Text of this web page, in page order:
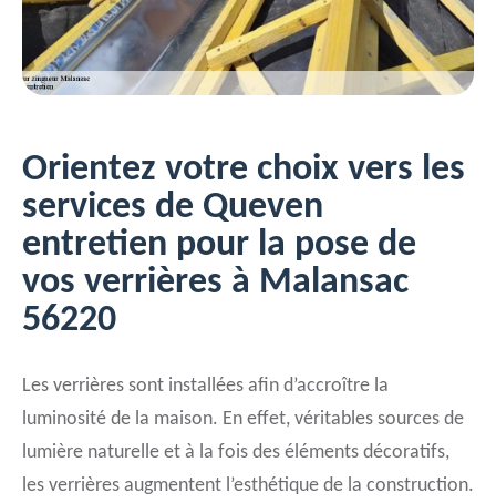
Orientez votre choix vers les
services de Queven
entretien pour la pose de
vos verrières à Malansac
56220
Les verrières sont installées afin d’accroître la
luminosité de la maison. En effet, véritables sources de
lumière naturelle et à la fois des éléments décoratifs,
les verrières augmentent l’esthétique de la construction.